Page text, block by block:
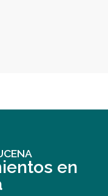
en